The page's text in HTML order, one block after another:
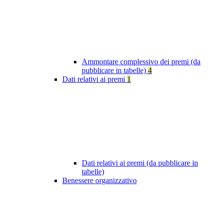
Ammontare complessivo dei premi (da
pubblicare in tabelle) 4
Dati relativi ai premi 1
Dati relativi ai premi (da pubblicare in
tabelle)
Benessere organizzativo